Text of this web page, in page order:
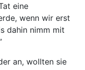
eine
wenn wir erst
dahin nimm mit
an, wollten sie